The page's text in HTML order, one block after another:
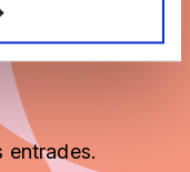
entrades.